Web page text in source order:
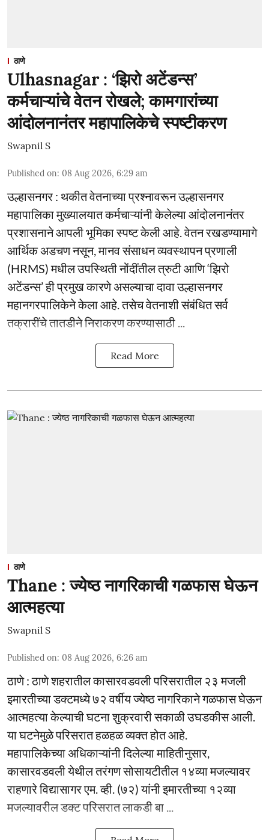
ठाणे
Ulhasnagar : ‘झिरो अटेंडन्स’
कर्मचाऱ्यांचे वेतन रोखले; कामगारांच्या
आंदोलनानंतर महापालिकेचे स्पष्टीकरण
Swapnil S
Published on: 08 Aug 2026, 6:29 am
उल्हासनगर : थकीत वेतनाच्या प्रश्नावरून उल्हासनगर
महापालिका मुख्यालयात कर्मचाऱ्यांनी केलेल्या आंदोलनानंतर
प्रशासनाने आपली भूमिका स्पष्ट केली आहे. वेतन रखडण्यामागे
आर्थिक अडचण नसून, मानव संसाधन व्यवस्थापन प्रणाली
(HRMS) मधील उपस्थिती नोंदींतील त्रुटी आणि ‘झिरो
अटेंडन्स’ ही प्रमुख कारणे असल्याचा दावा उल्हासनगर
महानगरपालिकेने केला आहे. तसेच वेतनाशी संबंधित सर्व
तक्रारींचे तातडीने निराकरण करण्यासाठी ...
Read More
ठाणे
Thane : ज्येष्ठ नागरिकाची गळफास घेऊन
आत्महत्या
Swapnil S
Published on: 08 Aug 2026, 6:26 am
ठाणे : ठाणे शहरातील कासारवडवली परिसरातील २३ मजली
इमारतीच्या डक्टमध्ये ७२ वर्षीय ज्येष्ठ नागरिकाने गळफास घेऊन
आत्महत्या केल्याची घटना शुक्रवारी सकाळी उघडकीस आली.
या घटनेमुळे परिसरात हळहळ व्यक्त होत आहे.
महापालिकेच्या अधिकाऱ्यांनी दिलेल्या माहितीनुसार,
कासारवडवली येथील तरंगण सोसायटीतील १४व्या मजल्यावर
राहणारे विद्यासागर एम. व्ही. (७२) यांनी इमारतीच्या १२व्या
मजल्यावरील डक्ट परिसरात लाकडी बा ...